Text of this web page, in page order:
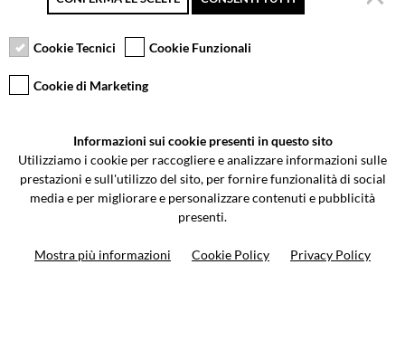
Pagamento sicuro
Resi gratuiti fino a 30
Servizio clienti
Via Galileo Galilei 5 | Verano Brianza (MB) 20843 | ITALY
0362-805407-info@valtermoto.com
Cookie Tecnici Cookie Funzionali
Cookie di Marketing
Informazioni sui cookie presenti in questo sito
Utilizziamo i cookie per raccogliere e analizzare informazioni sulle
prestazioni e sull'utilizzo del sito, per fornire funzionalità di social
media e per migliorare e personalizzare contenuti e pubblicità
presenti.
Mostra più informazioni Cookie Policy Privacy Policy